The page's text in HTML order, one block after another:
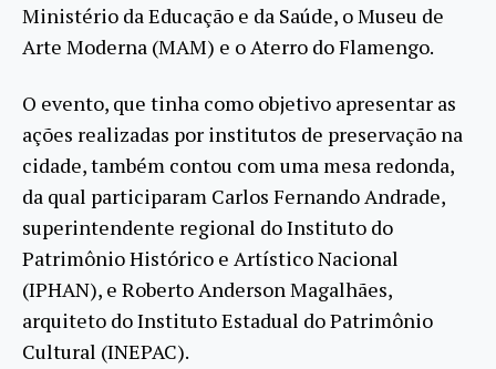
Ministério da Educação e da Saúde, o Museu de
Arte Moderna (MAM) e o Aterro do Flamengo.
O evento, que tinha como objetivo apresentar as
ações realizadas por institutos de preservação na
cidade, também contou com uma mesa redonda,
da qual participaram Carlos Fernando Andrade,
superintendente regional do Instituto do
Patrimônio Histórico e Artístico Nacional
(IPHAN), e Roberto Anderson Magalhães,
arquiteto do Instituto Estadual do Patrimônio
Cultural (INEPAC).